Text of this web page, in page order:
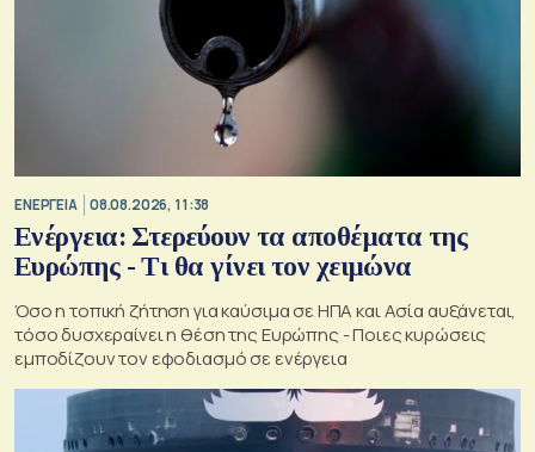
ΕΝΕΡΓΕΙΑ 08.08.2026, 11:38
Ενέργεια: Στερεύουν τα αποθέματα της
Ευρώπης - Τι θα γίνει τον χειμώνα
Όσο η τοπική ζήτηση για καύσιμα σε ΗΠΑ και Ασία αυξάνεται,
τόσο δυσχεραίνει η θέση της Ευρώπης - Ποιες κυρώσεις
εμποδίζουν τον εφοδιασμό σε ενέργεια